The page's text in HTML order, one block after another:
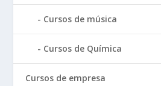
Cursos de música
Cursos de Química
Cursos de empresa